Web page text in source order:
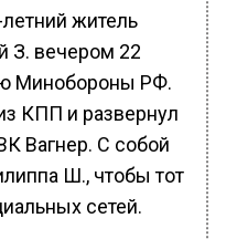
житель
З. вечером 22
Минобороны РФ.
КПП и развернул
Вагнер. С собой
Ш., чтобы тот
сетей.